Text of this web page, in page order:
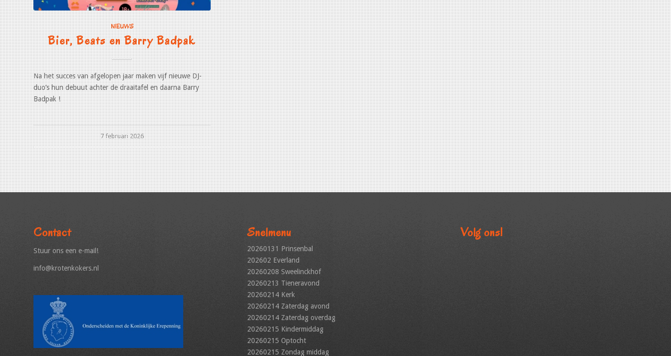
NIEUWS
Bier, Beats en Barry Badpak
Na het succes van afgelopen jaar maken vijf nieuwe DJ-
duo’s hun debuut achter de draaitafel en daarna Barry
Badpak !
7 februari 2026
Contact
Stuur ons een e-mail!
info@krotenkokers.nl
Snelmenu
20260131 Prinsenbal
202602 Everland
20260208 Sweelinckhof
20260213 Tieneravond
20260214 Kerk
20260214 Zaterdag avond
20260214 Zaterdag overdag
20260215 Kindermiddag
20260215 Optocht
20260215 Zondag middag
Volg ons!